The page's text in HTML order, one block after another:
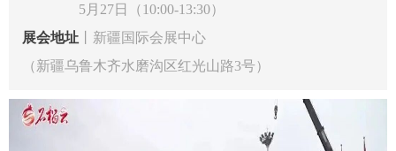
5月27日（10:00-13:30）
展会地址 丨新疆国际会展中心
（新疆乌鲁木齐水磨沟区红光山路3号）